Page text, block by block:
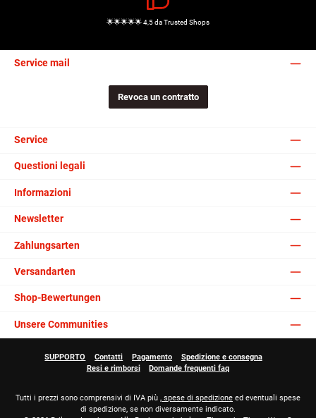
🌟🌟🌟🌟🌟 4,5 da Trusted Shops
Service mail
Revoca un contratto
Service
Questioni legali
Informazioni
Newsletter
Zahlungsarten
Versandarten
Shop-Bewertungen
Unsere Communities
SUPPORTO Contatti Pagamento
Spedizione e consegna
Resi e rimborsi
Domande frequenti faq
Tutti i prezzi sono comprensivi di IVA più , spese di spedizione ed eventuali spese
di spedizione, se non diversamente indicato.